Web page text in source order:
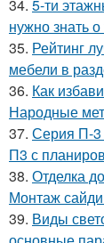
34. 5-ти
нужно знать
35. Рейтинг
мебели в
36. Как
Народные
37. Серия П-3
П3 с
38. Отделка
Монтаж
39. Виды